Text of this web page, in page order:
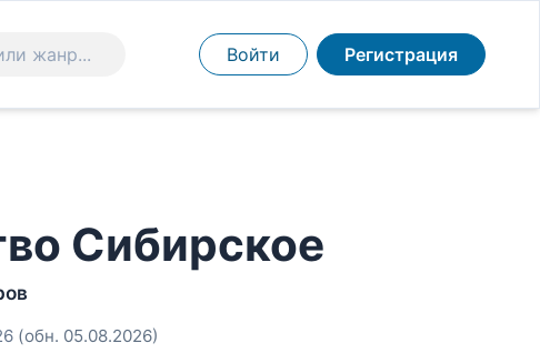
Войти Регистрация
Сибирское
(обн. 05.08.2026)